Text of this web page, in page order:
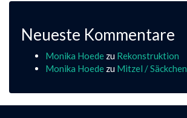
Neueste Kommentare
Monika Hoede zu Rekonstruktion
Monika Hoede zu Mitzel / Säckchen